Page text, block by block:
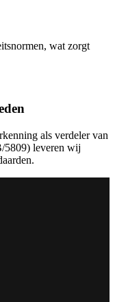
wat zorgt
als verdeler van
5809) leveren wij